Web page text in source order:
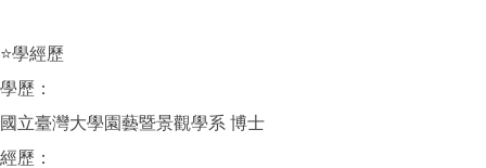
⭐學經歷
學歷：
國立臺灣大學園藝暨景觀學系 博士
經歷：